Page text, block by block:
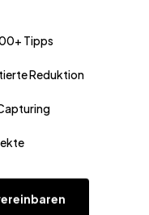
Tipps
Reduktion